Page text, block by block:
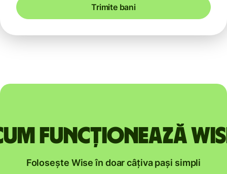
Trimite bani
funcționează
Folosește Wise în doar câțiva pași simpli